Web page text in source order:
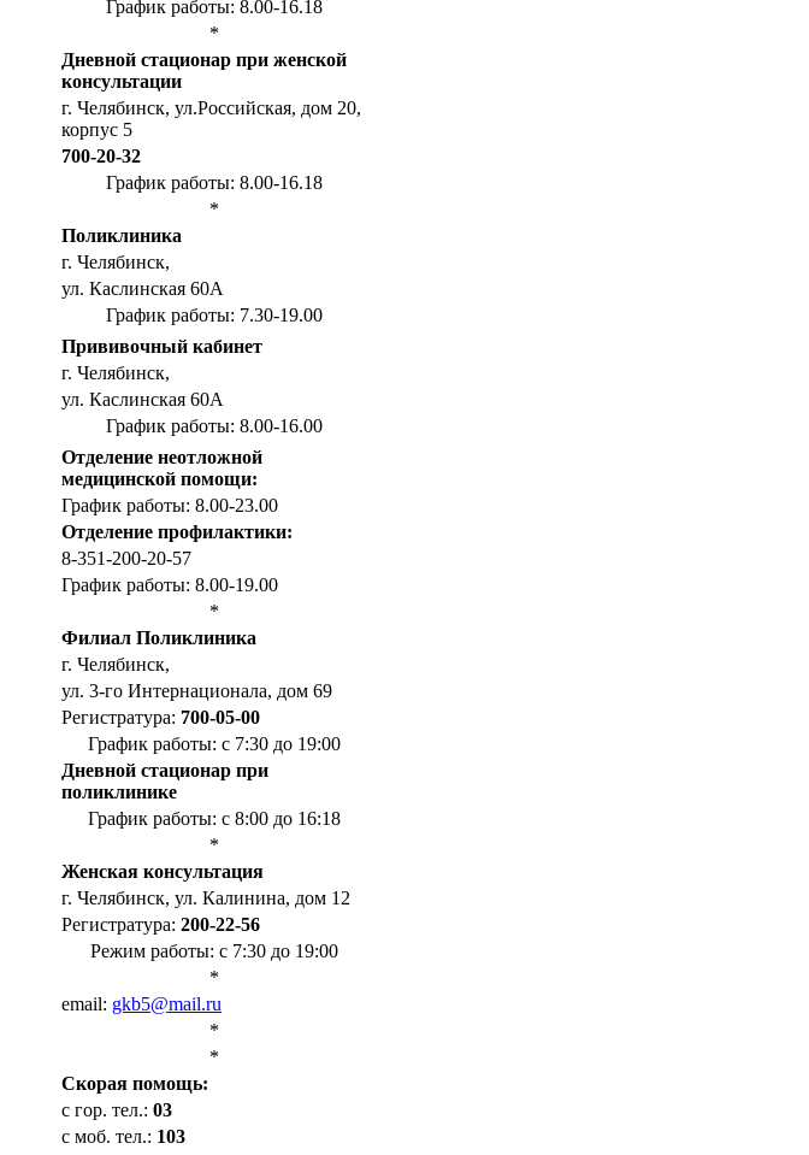
График работы: 8.00-16.18
*
Дневной стационар при женской
консультации
г. Челябинск, ул.Российская, дом 20,
корпус 5
700-20-32
График работы: 8.00-16.18
*
Поликлиника
г. Челябинск,
ул. Каслинская 60А
График работы: 7.30-19.00
Прививочный кабинет
г. Челябинск,
ул. Каслинская 60А
График работы: 8.00-16.00
Отделение неотложной
медицинской помощи:
График работы: 8.00-23.00
Отделение профилактики:
8-351-200-20-57
График работы: 8.00-19.00
*
Филиал Поликлиника
г. Челябинск,
ул. 3-го Интернационала, дом 69
Регистратура: 700-05-00
График работы: с 7:30 до 19:00
Дневной стационар при
поликлинике
График работы: с 8:00 до 16:18
*
Женская консультация
г. Челябинск, ул. Калинина, дом 12
Регистратура: 200-22-56
Режим работы: с 7:30 до 19:00
*
email: gkb5@mail.ru
*
*
Cкорая помощь:
с гор. тел.: 03
с моб. тел.: 103